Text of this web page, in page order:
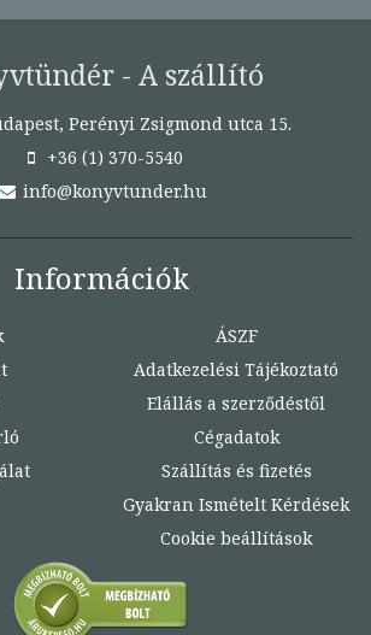
- A szállító
Perényi Zsigmond utca 15.
+36 (1) 370-5540
info@konyvtunder.hu
Információk
ÁSZF
Adatkezelési Tájékoztató
Elállás a szerződéstől
Cégadatok
Szállítás és fizetés
Gyakran Ismételt Kérdések
Cookie beállítások